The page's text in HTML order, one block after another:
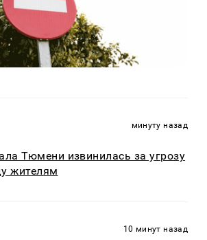
минуту назад
Тюмени извинилась за угрозу
жителям
10 минут назад